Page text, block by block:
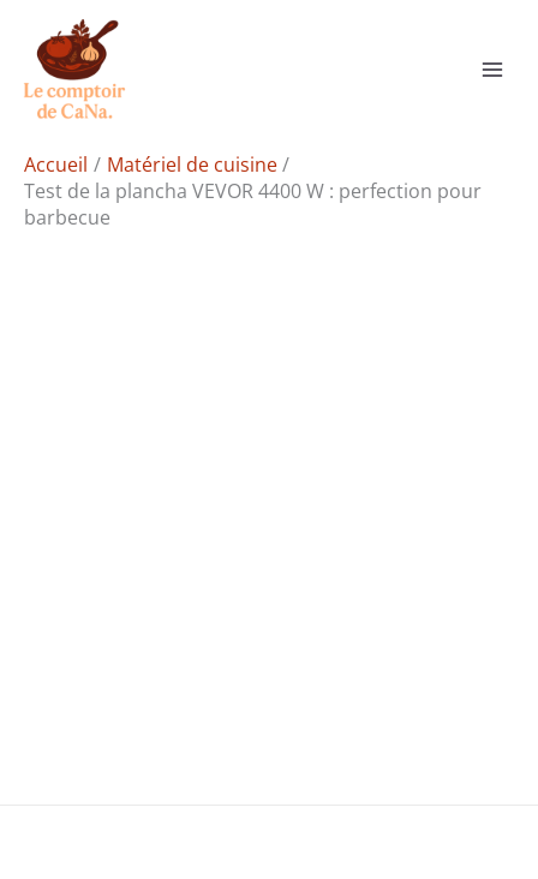
contenu
Accueil
Matériel de cuisine
Test de la plancha VEVOR 4400 W : perfection pour
barbecue
Rechercher